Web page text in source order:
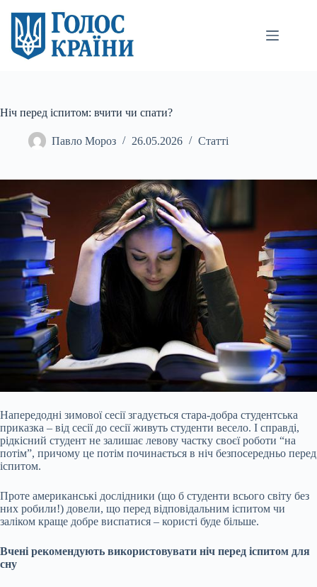
вмісту
Ніч перед іспитом: вчити чи спати?
Павло Мороз 26.05.2026 Статті
Напередодні зимової сесії згадується стара-добра студентська
приказка – від сесії до сесії живуть студенти весело. І справді,
рідкісний студент не залишає левову частку своєї роботи “на
потім”, причому це потім починається в ніч безпосередньо перед
іспитом.
Проте американські дослідники (що б студенти всього світу без
них робили!) довели, що перед відповідальним іспитом чи
заліком краще добре виспатися – користі буде більше.
Вчені рекомендують використовувати ніч перед іспитом для
сну